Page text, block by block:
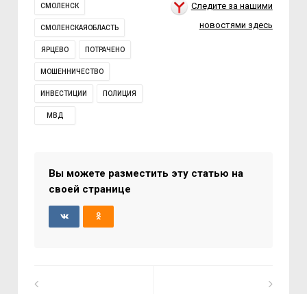
СМОЛЕНСК
СМОЛЕНСКАЯОБЛАСТЬ
ЯРЦЕВО ПОТРАЧЕНО
МОШЕННИЧЕСТВО
ИНВЕСТИЦИИ ПОЛИЦИЯ
МВД
Следите за нашими
новостями здесь
Вы можете разместить эту статью на
своей странице